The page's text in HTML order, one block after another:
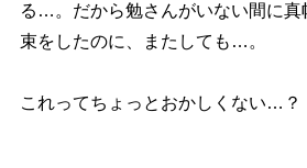
る…。だから勉さんがいない間に真
束をしたのに、またしても…。
これってちょっとおかしくない…？